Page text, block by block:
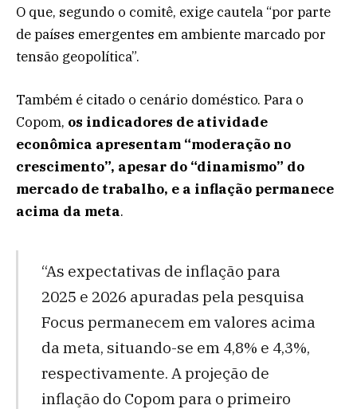
O que, segundo o comitê, exige cautela “por parte
de países emergentes em ambiente marcado por
tensão geopolítica”.
Também é citado o cenário doméstico. Para o
Copom, os indicadores de atividade
econômica apresentam “moderação no
crescimento”, apesar do “dinamismo” do
mercado de trabalho, e a inflação permanece
acima da meta.
“As expectativas de inflação para
2025 e 2026 apuradas pela pesquisa
Focus permanecem em valores acima
da meta, situando-se em 4,8% e 4,3%,
respectivamente. A projeção de
inflação do Copom para o primeiro